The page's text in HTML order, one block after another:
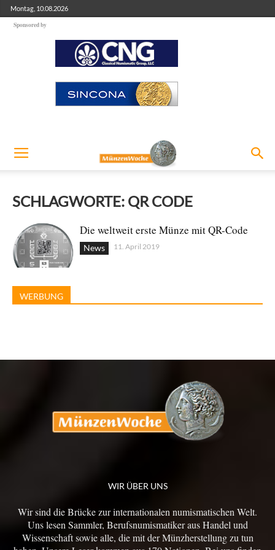
Montag, 10.08.2026
Sponsored by
SCHLAGWORTE: QR CODE
Die weltweit erste Münze mit QR-Code
News 11. April 2019
WERBUNG
WIR ÜBER UNS
Wir sind die Brücke zur internationalen numismatischen Welt.
Uns lesen Sammler, Berufsnumismatiker aus Handel und
Wissenschaft sowie alle, die mit der Münzherstellung zu tun